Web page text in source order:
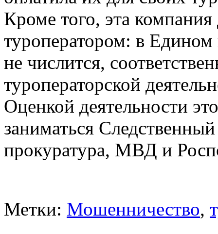
Кроме того, эта компания
туроператором: в Едином
не числится,
туроператорской
Оценкой деятельности
заниматься
прокуратура, МВД и
Метки: Мошенничество,